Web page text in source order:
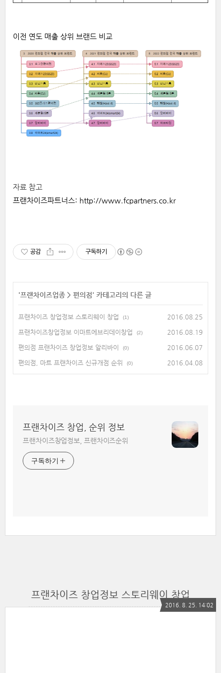
이전 연도 매출 상위 브랜드 비교
자료 참고
프랜차이즈파트너스: http://www.fcpartners.co.kr
공감 구독하기
'프랜차이즈업종 > 편의점' 카테고리의 다른 글
프랜차이즈 창업정보 스토리웨이 창업 (1) 2016.08.25
프랜차이즈창업정보 이마트에브리데이창업 (2) 2016.08.19
편의점 프랜차이즈 창업정보 알리바이 (0) 2016.06.07
편의점, 마트 프랜차이즈 신규개점 순위 (0) 2016.04.08
프랜차이즈 창업, 순위 정보
프랜차이즈창업정보, 프랜차이즈순위
구독하기
프랜차이즈 창업정보 스토리웨이 창업
2016. 8. 25. 14:02